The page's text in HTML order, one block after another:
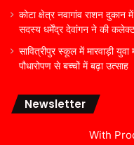
कोटा क्षेत्र नवागांव राशन दुकान
सदस्य धर्मेंद्र देवांगन ने की
सावित्रीपुर स्कूल में मारवाड़ी
पौधारोपण से बच्चों में बढ़ा उत्साह
Newsletter
With